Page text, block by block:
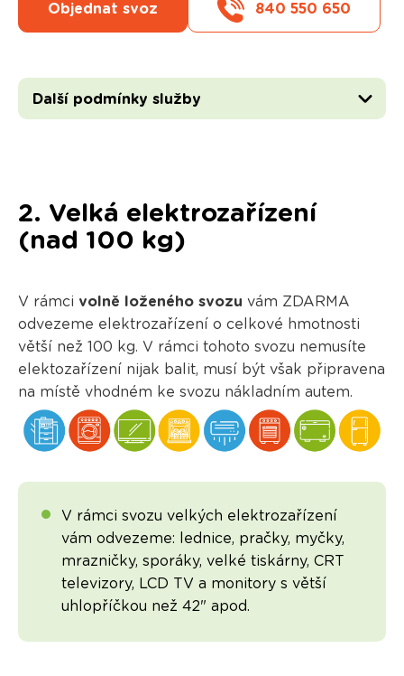
Objednat svoz 840 550 650
Další podmínky služby
2. Velká elektrozařízení
(nad 100 kg)
V rámci volně loženého svozu vám ZDARMA
odvezeme elektrozařízení o celkové hmotnosti
větší než 100 kg. V rámci tohoto svozu nemusíte
elektozařízení nijak balit, musí být však připravena
na místě vhodném ke svozu nákladním autem.
V rámci svozu velkých elektrozařízení
vám odvezeme: lednice, pračky, myčky,
mrazničky, sporáky, velké tiskárny, CRT
televizory, LCD TV a monitory s větší
uhlopříčkou než 42" apod.